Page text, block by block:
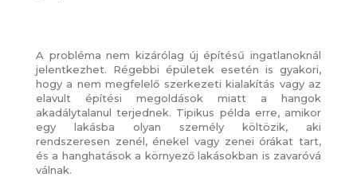
A probléma nem kizárólag új építésű ingatlanoknál
jelentkezhet. Régebbi épületek esetén is gyakori,
hogy a nem megfelelő szerkezeti kialakítás vagy az
elavult építési megoldások miatt a hangok
akadálytalanul terjednek. Tipikus példa erre, amikor
egy lakásba olyan személy költözik, aki
rendszeresen zenél, énekel vagy zenei órákat tart,
és a hanghatások a környező lakásokban is zavaróvá
válnak.